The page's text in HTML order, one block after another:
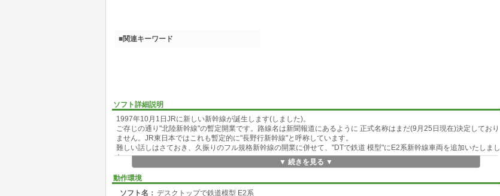
ソフト詳細説明
1997年10月1日JRに新しい新幹線が誕生します(しました)。
ご存じの通り"北陸新幹線"の暫定開業です。路線名は新聞報道にあるように 正式名称はまだ(9月25日現在)決定しており
ません。JR東日本ではこれも暫定的に"長野行新幹線"と呼称しています。
難しい話しはさておき、久振りのフル規格新幹線の開業に併せて、"DTで鉄道 模型"にE2系新幹線車両を追加いたしまし
た。
今回は、スケール感を出すためにアイコン3つで1車両になるよう作りました。 編成を組むのが余計、大変になってしま
いましたが、それも楽しいかと思います。
既存の車両と並べると1.5倍の長さになりますので、新幹線らしい展示ができます。
▼ 続きを見る ▼
動作環境
ソフト名： デスクトップで鉄道模型 E2系
■関連キーワード